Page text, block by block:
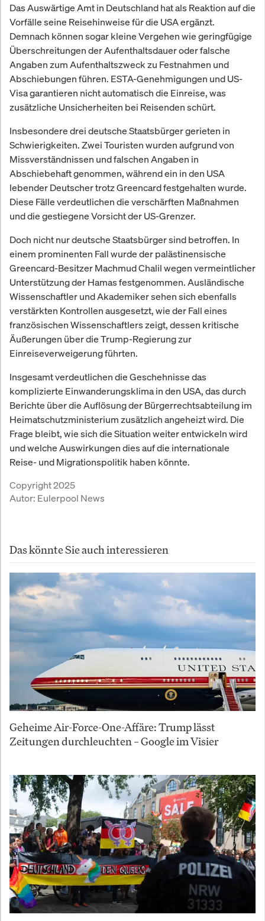
Das Auswärtige Amt in Deutschland hat als Reaktion auf die
Vorfälle seine Reisehinweise für die USA ergänzt.
Demnach können sogar kleine Vergehen wie geringfügige
Überschreitungen der Aufenthaltsdauer oder falsche
Angaben zum Aufenthaltszweck zu Festnahmen und
Abschiebungen führen. ESTA-Genehmigungen und US-
Visa garantieren nicht automatisch die Einreise, was
zusätzliche Unsicherheiten bei Reisenden schürt.
Insbesondere drei deutsche Staatsbürger gerieten in
Schwierigkeiten. Zwei Touristen wurden aufgrund von
Missverständnissen und falschen Angaben in
Abschiebehaft genommen, während ein in den USA
lebender Deutscher trotz Greencard festgehalten wurde.
Diese Fälle verdeutlichen die verschärften Maßnahmen
und die gestiegene Vorsicht der US-Grenzer.
Doch nicht nur deutsche Staatsbürger sind betroffen. In
einem prominenten Fall wurde der palästinensische
Greencard-Besitzer Machmud Chalil wegen vermeintlicher
Unterstützung der Hamas festgenommen. Ausländische
Wissenschaftler und Akademiker sehen sich ebenfalls
verstärkten Kontrollen ausgesetzt, wie der Fall eines
französischen Wissenschaftlers zeigt, dessen kritische
Äußerungen über die Trump-Regierung zur
Einreiseverweigerung führten.
Insgesamt verdeutlichen die Geschehnisse das
komplizierte Einwanderungsklima in den USA, das durch
Berichte über die Auflösung der Bürgerrechtsabteilung im
Heimatschutzministerium zusätzlich angeheizt wird. Die
Frage bleibt, wie sich die Situation weiter entwickeln wird
und welche Auswirkungen dies auf die internationale
Reise- und Migrationspolitik haben könnte.
Copyright 2025
Autor: Eulerpool News
Das könnte Sie auch interessieren
Geheime Air-Force-One-Affäre: Trump lässt
Zeitungen durchleuchten – Google im Visier